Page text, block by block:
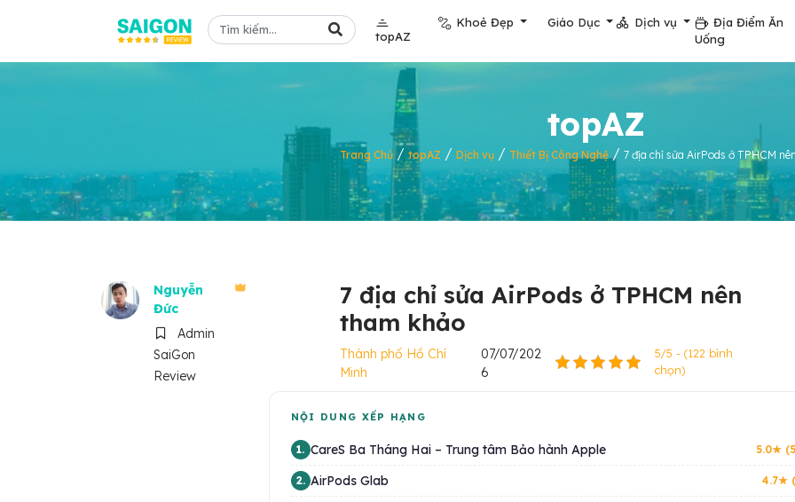
topAZ
Khoẻ Đẹp Giáo Dục Dịch vụ
Địa Điểm Ăn
Uống
topAZ
Trang Chủ/topAZ / Dịch vụ/ Thiết Bị Công Nghệ/ 7 địa chỉ sửa AirPods ở TPHCM
Nguyễn
Đức
Admin
SaiGon
Review
7 địa chỉ sửa AirPods ở TPHCM nên
tham khảo
Thành phố Hồ Chí
Minh
07/07/202
6
5/5 - (122 bình
chọn)
NỘI DUNG XẾP HẠNG
1. CareS Ba Tháng Hai – Trung tâm Bảo hành Apple 5.0★
2. AirPods Glab 4.7★